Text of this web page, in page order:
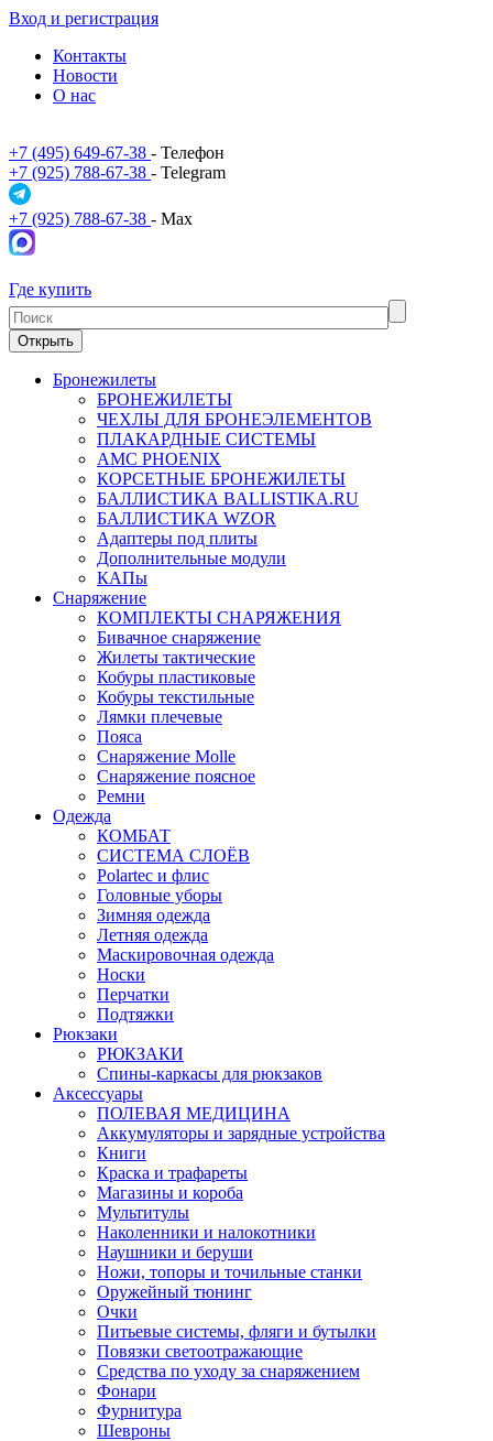
Вход и регистрация
Контакты
Новости
О нас
+7 (495) 649-67-38 - Телефон
+7 (925) 788-67-38 - Telegram
+7 (925) 788-67-38 - Max
Где купить
Открыть
Бронежилеты
БРОНЕЖИЛЕТЫ
ЧЕХЛЫ ДЛЯ БРОНЕЭЛЕМЕНТОВ
ПЛАКАРДНЫЕ СИСТЕМЫ
АМС PHOENIX
КОРСЕТНЫЕ БРОНЕЖИЛЕТЫ
БАЛЛИСТИКА BALLISTIKA.RU
БАЛЛИСТИКА WZOR
Адаптеры под плиты
Дополнительные модули
КАПы
Снаряжение
КОМПЛЕКТЫ СНАРЯЖЕНИЯ
Бивачное снаряжение
Жилеты тактические
Кобуры пластиковые
Кобуры текстильные
Лямки плечевые
Пояса
Снаряжение Molle
Снаряжение поясное
Ремни
Одежда
КОМБАТ
СИСТЕМА СЛОЁВ
Polartec и флис
Головные уборы
Зимняя одежда
Летняя одежда
Маскировочная одежда
Носки
Перчатки
Подтяжки
Рюкзаки
РЮКЗАКИ
Спины-каркасы для рюкзаков
Аксессуары
ПОЛЕВАЯ МЕДИЦИНА
Аккумуляторы и зарядные устройства
Книги
Краска и трафареты
Магазины и короба
Мультитулы
Наколенники и налокотники
Наушники и беруши
Ножи, топоры и точильные станки
Оружейный тюнинг
Очки
Питьевые системы, фляги и бутылки
Повязки светоотражающие
Средства по уходу за снаряжением
Фонари
Фурнитура
Шевроны